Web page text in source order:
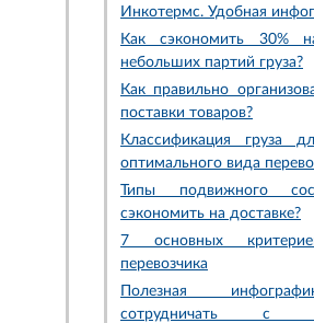
Инкотермс. Удобная
Как сэкономить 30%
небольших партий груза?
Как правильно
поставки товаров?
Классификация груза
оптимального вида
Типы подвижного
сэкономить на доставке?
7 основных
перевозчика
Полезная
сотрудничать с